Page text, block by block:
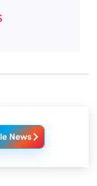
News